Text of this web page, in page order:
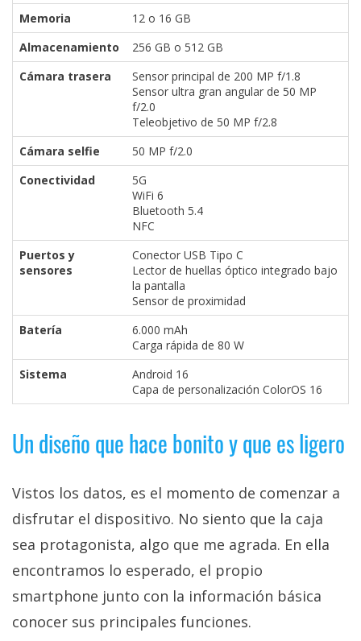
Memoria
12 o 16 GB
Almacenamiento
256 GB o 512 GB
Cámara trasera
Sensor principal de 200 MP f/1.8
Sensor ultra gran angular de 50 MP
f/2.0
Teleobjetivo de 50 MP f/2.8
Cámara selfie
50 MP f/2.0
Conectividad
5G
WiFi 6
Bluetooth 5.4
NFC
Puertos y
sensores
Conector USB Tipo C
Lector de huellas óptico integrado bajo
la pantalla
Sensor de proximidad
Batería
6.000 mAh
Carga rápida de 80 W
Sistema
Android 16
Capa de personalización ColorOS 16
Un diseño que hace bonito y que es ligero
Vistos los datos, es el momento de comenzar a
disfrutar el dispositivo. No siento que la caja
sea protagonista, algo que me agrada. En ella
encontramos lo esperado, el propio
smartphone junto con la información básica
conocer sus principales funciones.